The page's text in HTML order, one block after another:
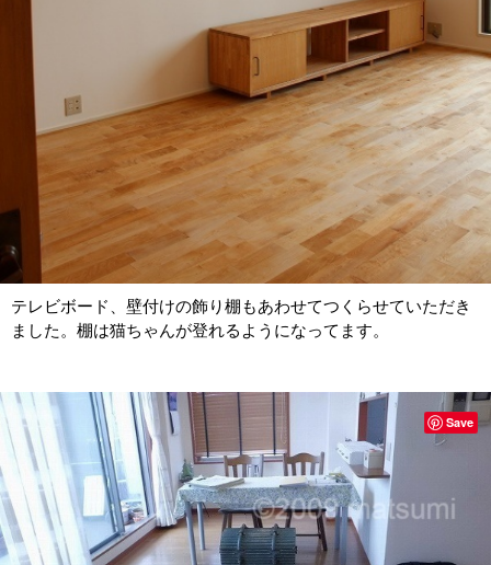
テレビボード、壁付けの飾り棚もあわせてつくらせていただき
ました。棚は猫ちゃんが登れるようになってます。
Save